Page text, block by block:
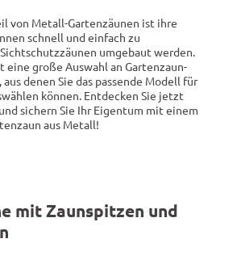
von Metall-Gartenzäunen ist ihre
schnell und einfach zu
umgebaut werden.
eine große Auswahl an Gartenzaun-
denen Sie das passende Modell für
können. Entdecken Sie jetzt
sichern Sie Ihr Eigentum mit einem
aus Metall!
mit Zaunspitzen und